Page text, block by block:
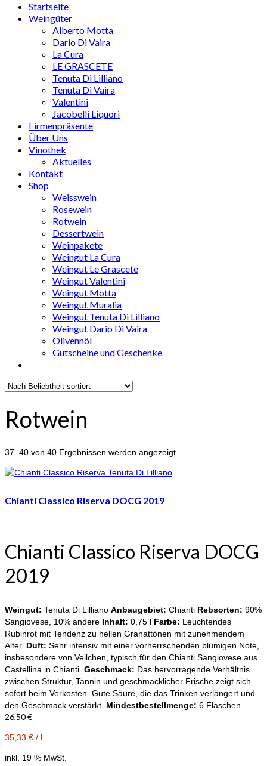
Startseite
Weingüter
Alberto Motta
Dario Di Vaira
La Cura
LE GRASCETE
Tenuta Di Lilliano
Tenuta Di Vaira
Valentini
Jacobelli Liquori
Firmenpräsente
Über Uns
Vinothek
Aktuelles
Kontakt
Shop
Weisswein
Rosewein
Rotwein
Dessertwein
Weinpakete
Weingut La Cura
Weingut Le Grascete
Weingut Valentini
Weingut Motta
Weingut Muralia
Weingut Tenuta Di Lilliano
Weingut Dario Di Vaira
Olivennöl
Gutscheine und Geschenke
Rotwein
37–40 von 40 Ergebnissen werden angezeigtNach
Chianti Classico Riserva DOCG 2019
Chianti Classico Riserva DOCG
2019
Weingut: Tenuta Di Lilliano Anbaugebiet: Chianti Rebsorten: 90%
Sangiovese, 10% andere Inhalt: 0,75 l Farbe: Leuchtendes
Rubinrot mit Tendenz zu hellen Granattönen mit zunehmendem
Alter. Duft: Sehr intensiv mit einer vorherrschenden blumigen Note,
insbesondere von Veilchen, typisch für den Chianti Sangiovese aus
Castellina in Chianti. Geschmack: Das hervorragende Verhältnis
zwischen Struktur, Tannin und geschmacklicher Frische zeigt sich
sofort beim Verkosten. Gute Säure, die das Trinken verlängert und
den Geschmack verstärkt. Mindestbestellmenge: 6 Flaschen
26,50€
35,33 € / l
inkl. 19 % MwSt.